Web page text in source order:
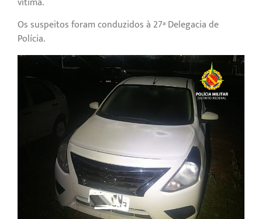
Os suspeitos foram conduzidos à 27ª Delegacia de
Polícia.